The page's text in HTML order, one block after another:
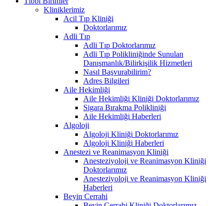
Kliniklerimiz
Acil Tıp Kliniği
Doktorlarımız
Adli Tıp
Adli Tıp Doktorlarımız
Adli Tıp Polikliniğinde Sunulan
Danışmanlık/Bilirkişilik Hizmetleri
Nasıl Başvurabilirim?
Adres Bilgileri
Aile Hekimliği
Aile Hekimliği Kliniği Doktorlarımız
Sigara Bırakma Polikliniği
Aile Hekimliği Haberleri
Algoloji
Algoloji Kliniği Doktorlarımız
Algoloji Kliniği Haberleri
Anestezi ve Reanimasyon Kliniği
Anesteziyoloji ve Reanimasyon Kliniği
Doktorlarımız
Anesteziyoloji ve Reanimasyon Kliniği
Haberleri
Beyin Cerrahi